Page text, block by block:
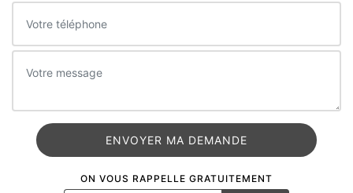
ON VOUS RAPPELLE GRATUITEMENT